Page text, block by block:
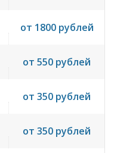
от 1800 рублей
от 550 рублей
от 350 рублей
от 350 рублей